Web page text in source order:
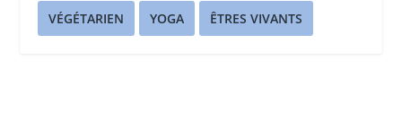
VÉGÉTARIEN YOGA ÊTRES VIVANTS